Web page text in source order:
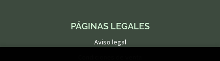
PÁGINAS LEGALES
Aviso legal